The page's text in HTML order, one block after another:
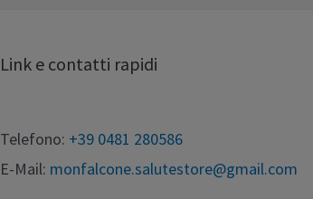
Link e contatti rapidi
Telefono: +39 0481 280586
E-Mail: monfalcone.salutestore@gmail.com